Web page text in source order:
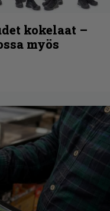
kokelaat –
myös